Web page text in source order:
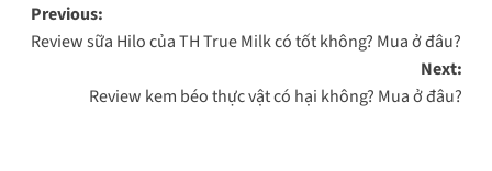
Post
navigation
Previous:
Review sữa Hilo của TH True Milk có tốt không? Mua ở đâu?
Next:
Review kem béo thực vật có hại không? Mua ở đâu?